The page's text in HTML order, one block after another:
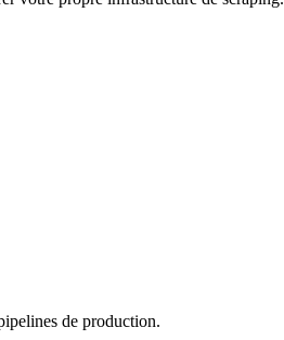
de production.